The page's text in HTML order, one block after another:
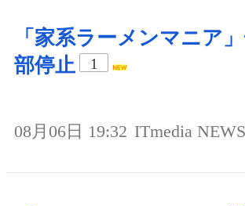
「家系ラーメンマニア
部停止
1
08月06日 19:32 ITmedia NEWS